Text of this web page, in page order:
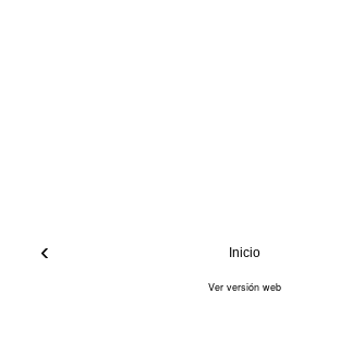
‹ Inicio
Ver versión web